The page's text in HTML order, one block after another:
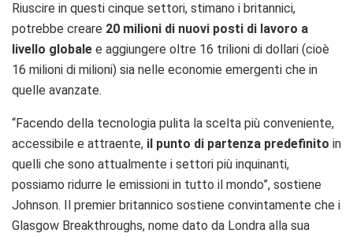
Riuscire in questi cinque settori, stimano i britannici,
potrebbe creare 20 milioni di nuovi posti di lavoro a
livello globale e aggiungere oltre 16 trilioni di dollari (cioè
16 milioni di milioni) sia nelle economie emergenti che in
quelle avanzate.
“Facendo della tecnologia pulita la scelta più conveniente,
accessibile e attraente, il punto di partenza predefinito in
quelli che sono attualmente i settori più inquinanti,
possiamo ridurre le emissioni in tutto il mondo”, sostiene
Johnson. Il premier britannico sostiene convintamente che i
Glasgow Breakthroughs, nome dato da Londra alla sua